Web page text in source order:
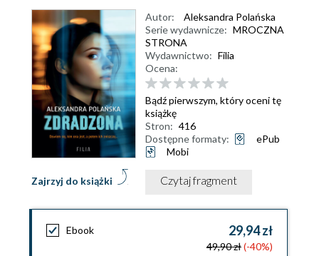
Zajrzyj do książki
Autor:
Aleksandra Polańska
Serie wydawnicze: MROCZNA
STRONA
Wydawnictwo: Filia
Ocena:
Bądź pierwszym, który oceni tę
książkę
Stron: 416
Dostępne formaty:
ePub
Mobi
Czytaj fragment
Ebook 29,94 zł
49,90 zł(-40%)